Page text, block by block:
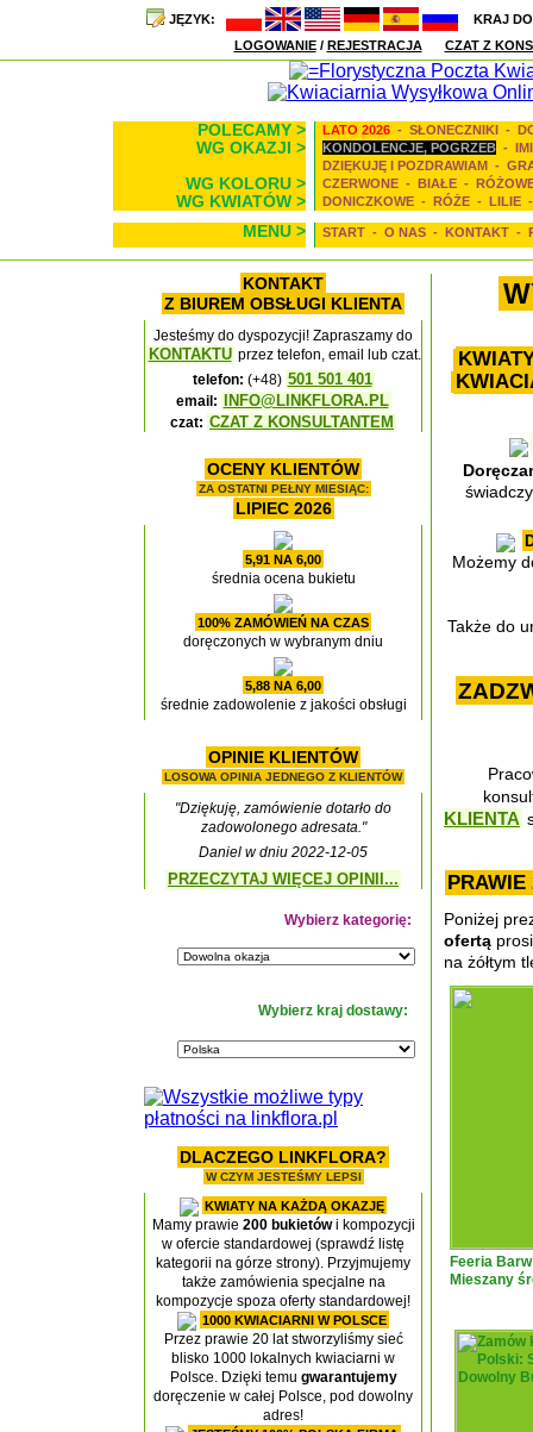
JĘZYK:
KRAJ
LOGOWANIE/ REJESTRACJA CZAT Z
POLECAMY >
WG OKAZJI >
WG KOLORU >
WG KWIATÓW >
LATO 2026 - SŁONECZNIKI -
KONDOLENCJE, POGRZEB -
DZIĘKUJĘ I POZDRAWIAM -
CZERWONE - BIAŁE -
DONICZKOWE - RÓŻE - LILIE
MENU > START - O NAS - KONTAKT -
KONTAKT
Z BIUREM OBSŁUGI KLIENTA
Jesteśmy do dyspozycji! Zapraszamy do
KONTAKTU przez telefon, email lub czat.
telefon: (+48) 501 501 401
email: INFO@LINKFLORA.PL
czat: CZAT Z KONSULTANTEM
OCENY KLIENTÓW
ZA OSTATNI PEŁNY MIESIĄC:
LIPIEC 2026
5,91 NA 6,00
średnia ocena bukietu
100% ZAMÓWIEŃ NA CZAS
doręczonych w wybranym dniu
5,88 NA 6,00
średnie zadowolenie z jakości obsługi
OPINIE KLIENTÓW
LOSOWA OPINIA JEDNEGO Z KLIENTÓW
"Dziękuję, zamówienie dotarło do
zadowolonego adresata."
Daniel w dniu 2022-12-05
PRZECZYTAJ WIĘCEJ OPINII...
Wybierz kategorię:
Wybierz kraj dostawy:
DLACZEGO LINKFLORA?
W CZYM JESTEŚMY LEPSI
KWIATY NA KAŻDĄ OKAZJĘ
Mamy prawie 200 bukietówi kompozycji
w ofercie standardowej (sprawdź listę
kategorii na górze strony). Przyjmujemy
także zamówienia specjalne na
kompozycje spoza oferty standardowej!
1000 KWIACIARNI W POLSCE
Przez prawie 20 lat stworzyliśmy sieć
blisko 1000 lokalnych kwiaciarni w
Polsce. Dzięki temu gwarantujemy
doręczenie w całej Polsce, pod dowolny
adres!
Możemy
Także do
KLIENTA
PRAWIE
Poniżej
ofertą
na żółtym
Feeria
Mieszany